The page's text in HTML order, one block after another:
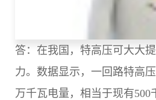
答：在我国，特高压可大大
力。数据显示，一回路特高
万千瓦电量，相当于现有500